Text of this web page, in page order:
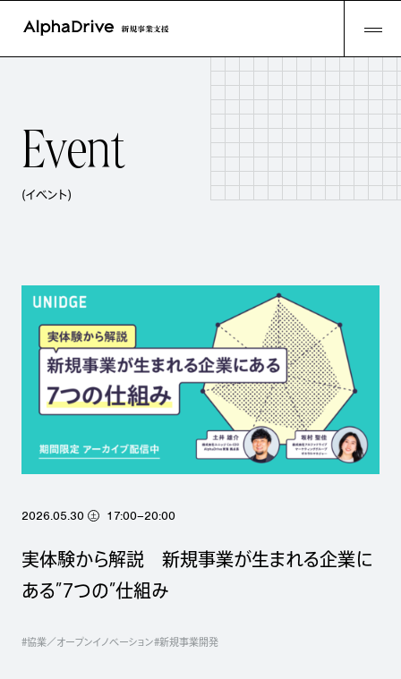
Event
(イベント)
2026.05.30 土 17:00–20:00
実体験から解説 新規事業が生まれる企業に
ある”7つの”仕組み
#協業／オープンイノベーション#新規事業開発